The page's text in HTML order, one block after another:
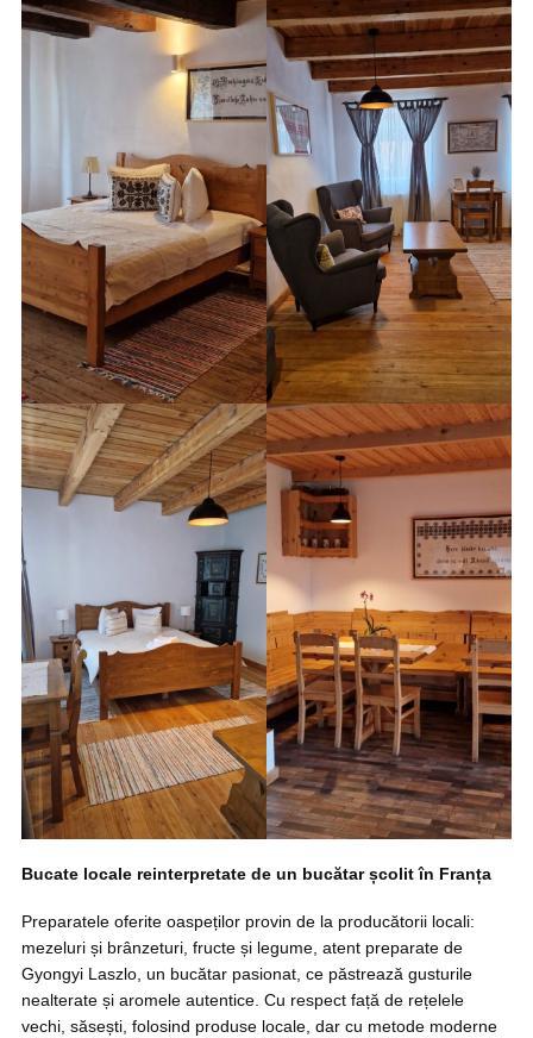
Bucate locale reinterpretate de un bucătar școlit în Franța
Preparatele oferite oaspeților provin de la producătorii locali:
mezeluri și brânzeturi, fructe și legume, atent preparate de
Gyongyi Laszlo, un bucătar pasionat, ce păstrează gusturile
nealterate și aromele autentice. Cu respect față de rețelele
vechi, săsești, folosind produse locale, dar cu metode moderne